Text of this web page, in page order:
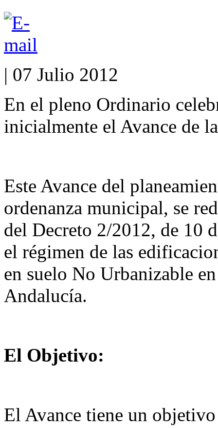
| 07 Julio 2012
En el pleno Ordinario
inicialmente el Avance de
Este Avance del
ordenanza municipal, se
del Decreto 2/2012, de 10
el régimen de las
en suelo No Urbanizable
Andalucía.
El Objetivo:
El Avance tiene un